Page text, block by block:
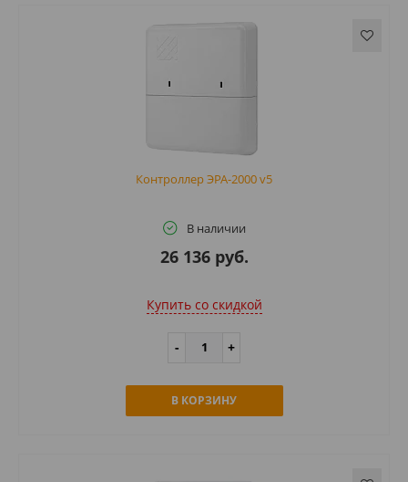
Контроллер ЭРА-2000 v5
В наличии
26 136 руб.
Купить cо скидкой
В КОРЗИНУ